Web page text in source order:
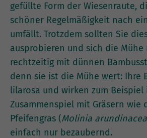
gefüllte Form der Wiesenraute,
schöner Regelmäßigkeit nach
umfällt. Trotzdem sollten Sie
ausprobieren und sich die Mühe
rechtzeitig mit dünnen
denn sie ist die Mühe wert: Ihre
lilarosa und wirken zum Beispiel
Zusammenspiel mit Gräsern wie
Pfeifengras (Molinia arundinacea
einfach nur bezaubernd.